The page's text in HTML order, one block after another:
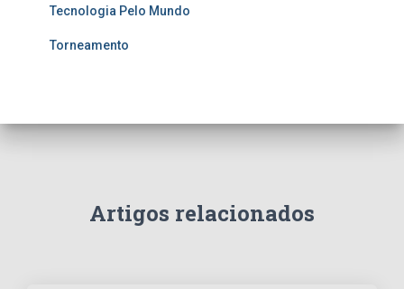
Tecnologia Pelo Mundo
Torneamento
Artigos relacionados